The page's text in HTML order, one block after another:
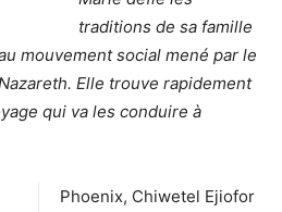
traditions de sa famille
mouvement social mené par le
Elle trouve rapidement
qui va les conduire à
Phoenix, Chiwetel Ejiofor